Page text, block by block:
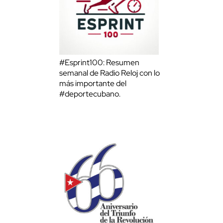
#Esprint100: Resumen
semanal de Radio Reloj con lo
más importante del
#deportecubano.